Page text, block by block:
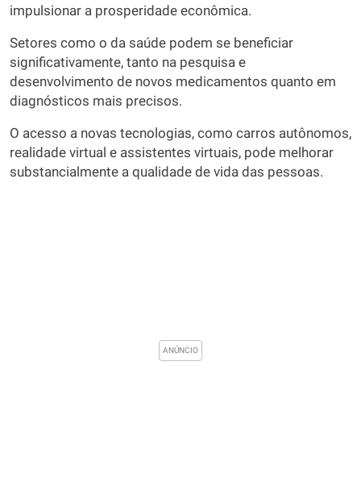
impulsionar a prosperidade econômica.
Setores como o da saúde podem se beneficiar
significativamente, tanto na pesquisa e
desenvolvimento de novos medicamentos quanto em
diagnósticos mais precisos.
O acesso a novas tecnologias, como carros autônomos,
realidade virtual e assistentes virtuais, pode melhorar
substancialmente a qualidade de vida das pessoas.